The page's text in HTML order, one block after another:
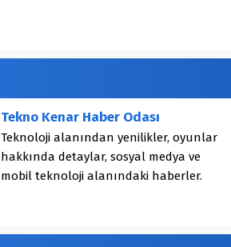
Tekno Kenar Haber Odası
Teknoloji alanından yenilikler, oyunlar
hakkında detaylar, sosyal medya ve
mobil teknoloji alanındaki haberler.